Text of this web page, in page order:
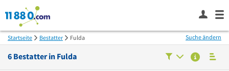
Startseite Bestatter Fulda
6 Bestatter in Fulda
Suche ändern